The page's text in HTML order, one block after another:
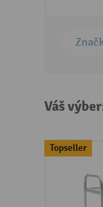
Váš
Topseller